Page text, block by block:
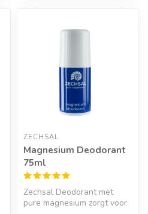
ZECHSAL
Magnesium Deodorant
75ml
Zechsal Deodorant met
pure magnesium zorgt voor